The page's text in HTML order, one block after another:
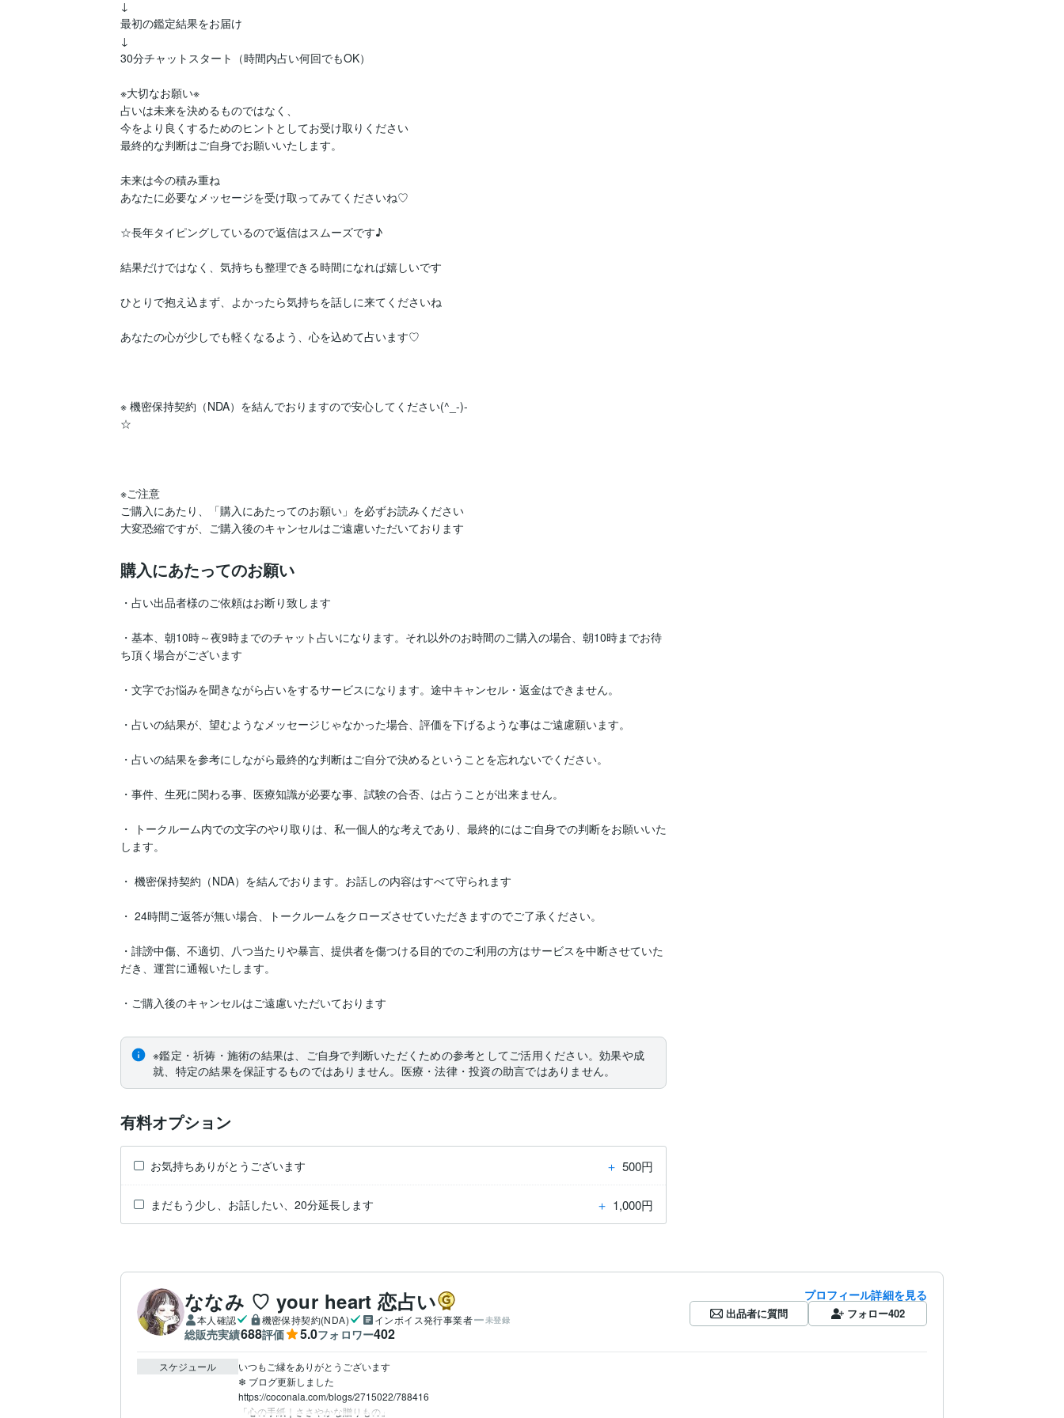
↓
最初の鑑定結果をお届け
↓
30分チャットスタート（時間内占い何回でもOK）
※大切なお願い※
占いは未来を決めるものではなく、
今をより良くするためのヒントとしてお受け取りください
最終的な判断はご自身でお願いいたします。
未来は今の積み重ね
あなたに必要なメッセージを受け取ってみてくださいね♡
☆長年タイピングしているので返信はスムーズです♪
結果だけではなく、気持ちも整理できる時間になれば嬉しいです
ひとりで抱え込まず、よかったら気持ちを話しに来てくださいね
あなたの心が少しでも軽くなるよう、心を込めて占います♡
※ 機密保持契約（NDA）を結んでおりますので安心してください(^_-)-
☆
※ご注意
ご購入にあたり、「購入にあたってのお願い」を必ずお読みください
購入にあたってのお願い
・占い出品者様のご依頼はお断り致します
・基本、朝10時～夜9時までのチャット占いになります。それ以外のお時間のご購入の場合、朝10時までお待
ち頂く場合がございます
・文字でお悩みを聞きながら占いをするサービスになります。途中キャンセル・返金はできません。
・占いの結果が、望むようなメッセージじゃなかった場合、評価を下げるような事はご遠慮願います。
・占いの結果を参考にしながら最終的な判断はご自分で決めるということを忘れないでください。
・事件、生死に関わる事、医療知識が必要な事、試験の合否、は占うことが出来ません。
・ トークルーム内での文字のやり取りは、私一個人的な考えであり、最終的にはご自身での判断をお願いいた
します。
・ 機密保持契約（NDA）を結んでおります。お話しの内容はすべて守られます
・ 24時間ご返答が無い場合、トークルームをクローズさせていただきますのでご了承ください。
・誹謗中傷、不適切、八つ当たりや暴言、提供者を傷つける目的でのご利用の方はサービスを中断させていた
だき、運営に通報いたします。
・ご購入後のキャンセルはご遠慮いただいております
※鑑定・祈祷・施術の結果は、ご自身で判断いただくための参考としてご活用ください。効果や成
就、特定の結果を保証するものではありません。医療・法律・投資の助言ではありません。
有料オプション
お気持ちありがとうございます ＋ 500円
まだもう少し、お話したい、20分延長します ＋ 1,000円
ななみ ♡ your heart 恋占い
本人確認 機密保持契約(NDA) インボイス発行事業者 未登録
総販売実績688評価 5.0フォロワー402
プロフィール詳細を見る
出品者に質問 フォロー402
スケジュール
いつもご縁をありがとうございます
❄ ブログ更新しました
https://coconala.com/blogs/2715022/788416
「心の手紙｜ささやかな贈りもの」